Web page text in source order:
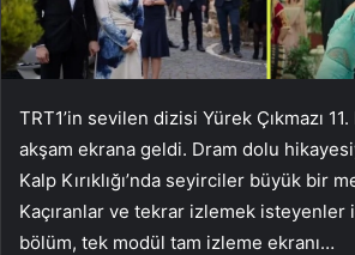
TRT1’in sevilen dizisi Yürek Çıkmazı
akşam ekrana geldi. Dram dolu
Kalp Kırıklığı’nda seyirciler büyük bir
Kaçıranlar ve tekrar izlemek isteyenler
bölüm, tek modül tam izleme ekranı…